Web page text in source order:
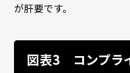
が肝要です。
図表3 コンプラ